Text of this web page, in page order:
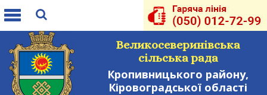
Toggle
Великосеверинівська
сільська рада
Кропивницького району,
Кіровоградської області